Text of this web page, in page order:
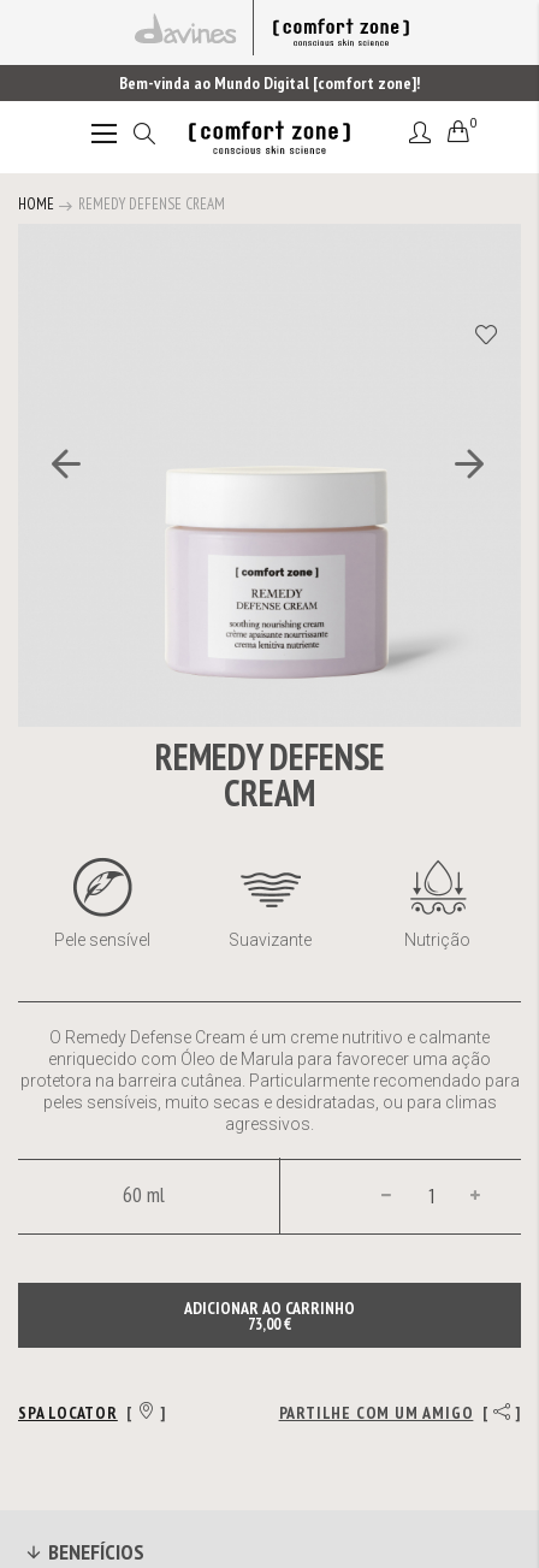
Bem-vinda ao Mundo Digital [comfort zone]!
Alternar
0
HOME REMEDY DEFENSE CREAM
REMEDY DEFENSE
CREAM
Pele sensível Suavizante Nutrição
O Remedy Defense Cream é um creme nutritivo e calmante
enriquecido com Óleo de Marula para favorecer uma ação
protetora na barreira cutânea. Particularmente recomendado para
peles sensíveis, muito secas e desidratadas, ou para climas
agressivos.
ADICIONAR AO CARRINHO
73,00 €
60 ml
SPA LOCATOR [ ] PARTILHE COM UM AMIGO [ ]
BENEFÍCIOS